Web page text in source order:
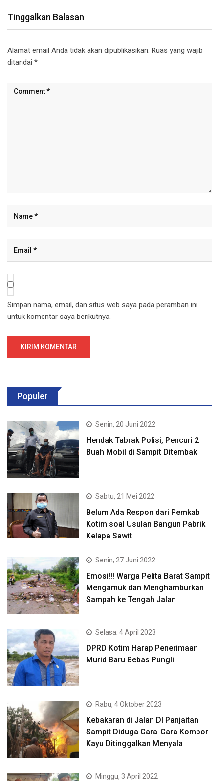
Tinggalkan Balasan
Alamat email Anda tidak akan dipublikasikan. Ruas yang wajib
ditandai *
Simpan nama, email, dan situs web saya pada peramban ini
untuk komentar saya berikutnya.
Populer
Senin, 20 Juni 2022
Hendak Tabrak Polisi, Pencuri 2
Buah Mobil di Sampit Ditembak
Sabtu, 21 Mei 2022
Belum Ada Respon dari Pemkab
Kotim soal Usulan Bangun Pabrik
Kelapa Sawit
Senin, 27 Juni 2022
Emosi!!! Warga Pelita Barat Sampit
Mengamuk dan Menghamburkan
Sampah ke Tengah Jalan
Selasa, 4 April 2023
DPRD Kotim Harap Penerimaan
Murid Baru Bebas Pungli
Rabu, 4 Oktober 2023
Kebakaran di Jalan DI Panjaitan
Sampit Diduga Gara-Gara Kompor
Kayu Ditinggalkan Menyala
Minggu, 3 April 2022